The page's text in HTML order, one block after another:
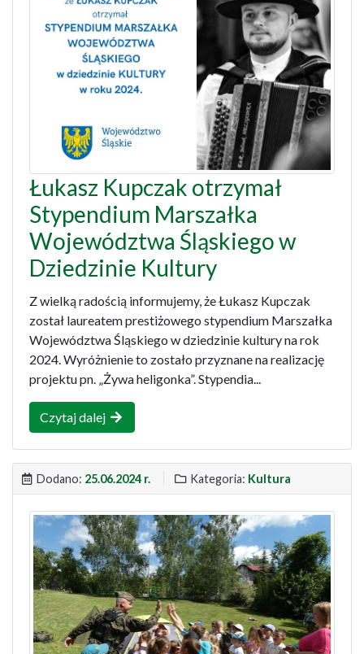
Łukasz Kupczak otrzymał
Stypendium Marszałka
Województwa Śląskiego w
Dziedzinie Kultury
Z wielką radością informujemy, że Łukasz Kupczak
został laureatem prestiżowego stypendium Marszałka
Województwa Śląskiego w dziedzinie kultury na rok
2024. Wyróżnienie to zostało przyznane na realizację
projektu pn. „Żywa heligonka”. Stypendia...
Czytaj dalej
Dodano: 25.06.2024 r. Kategoria: Kultura